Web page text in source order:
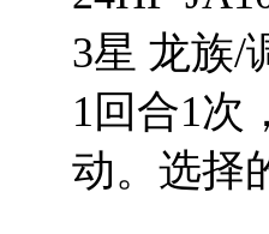
3星 龙族/
1回合1次
动。选择